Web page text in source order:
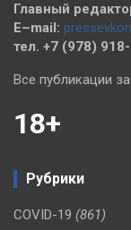
Главный
E–mail:
тел. +7 (978)
Все публикации
18+
Рубрики
COVID-19 (861)